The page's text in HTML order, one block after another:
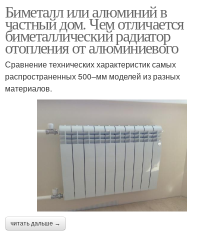
Биметалл или алюминий в
частный дом. Чем отличается
биметаллический радиатор
отопления от алюминиевого
Сравнение технических характеристик самых
распространенных 500–мм моделей из разных
материалов.
читать дальше →